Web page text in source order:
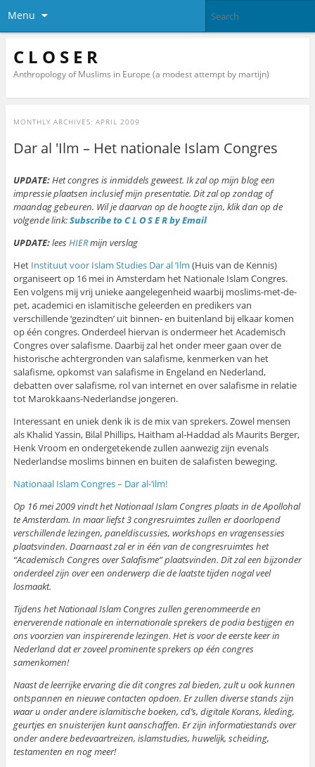
Menu
C L O S E R
Anthropology of Muslims in Europe (a modest attempt by martijn)
MONTHLY ARCHIVES: APRIL 2009
Dar al 'Ilm – Het nationale Islam Congres
UPDATE:Het congres is inmiddels geweest. Ik zal op mijn blog een
impressie plaatsen inclusief mijn presentatie. Dit zal op zondag of
maandag gebeuren. Wil je daarvan op de hoogte zijn, klik dan op de
volgende link:Subscribe to C L O S E R by Email
UPDATE:leesHIERmijn verslag
Het Instituut voor Islam Studies Dar al ‘Ilm (Huis van de Kennis)
organiseert op 16 mei in Amsterdam het Nationale Islam Congres.
Een volgens mij vrij unieke aangelegenheid waarbij moslims-met-de-
pet, academici en islamitische geleerden en predikers van
verschillende ‘gezindten’ uit binnen- en buitenland bij elkaar komen
op één congres. Onderdeel hiervan is ondermeer het Academisch
Congres over salafisme. Daarbij zal het onder meer gaan over de
historische achtergronden van salafisme, kenmerken van het
salafisme, opkomst van salafisme in Engeland en Nederland,
debatten over salafisme, rol van internet en over salafisme in relatie
tot Marokkaans-Nederlandse jongeren.
Interessant en uniek denk ik is de mix van sprekers. Zowel mensen
als Khalid Yassin, Bilal Phillips, Haitham al-Haddad als Maurits Berger,
Henk Vroom en ondergetekende zullen aanwezig zijn evenals
Nederlandse moslims binnen en buiten de salafisten beweging.
Nationaal Islam Congres – Dar al-‘ilm!
Op 16 mei 2009 vindt het Nationaal Islam Congres plaats in de Apollohal
te Amsterdam. In maar liefst 3 congresruimtes zullen er doorlopend
verschillende lezingen, paneldiscussies, workshops en vragensessies
plaatsvinden. Daarnaast zal er in één van de congresruimtes het
“Academisch Congres over Salafisme” plaatsvinden. Dit zal een bijzonder
onderdeel zijn over een onderwerp die de laatste tijden nogal veel
losmaakt.
Tijdens het Nationaal Islam Congres zullen gerenommeerde en
enerverende nationale en internationale sprekers de podia bestijgen en
ons voorzien van inspirerende lezingen. Het is voor de eerste keer in
Nederland dat er zoveel prominente sprekers op één congres
samenkomen!
Naast de leerrijke ervaring die dit congres zal bieden, zult u ook kunnen
ontspannen en nieuwe contacten opdoen. Er zullen diverse stands zijn
waar u onder andere islamitische boeken, cd’s, digitale Korans, kleding,
geurtjes en snuisterijen kunt aanschaffen. Er zijn informatiestands over
onder andere bedevaartreizen, islamstudies, huwelijk, scheiding,
testamenten en nog meer!